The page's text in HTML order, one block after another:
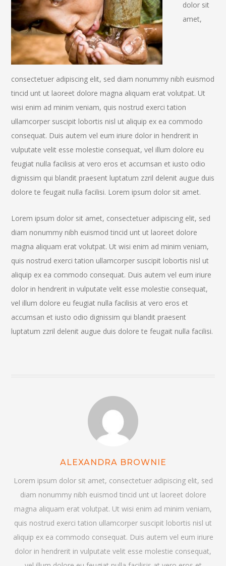
dolor sit
amet,
consectetuer adipiscing elit, sed diam nonummy nibh euismod
tincid unt ut laoreet dolore magna aliquam erat volutpat. Ut
wisi enim ad minim veniam, quis nostrud exerci tation
ullamcorper suscipit lobortis nisl ut aliquip ex ea commodo
consequat. Duis autem vel eum iriure dolor in hendrerit in
vulputate velit esse molestie consequat, vel illum dolore eu
feugiat nulla facilisis at vero eros et accumsan et iusto odio
dignissim qui blandit praesent luptatum zzril delenit augue duis
dolore te feugait nulla facilisi. Lorem ipsum dolor sit amet.
Lorem ipsum dolor sit amet, consectetuer adipiscing elit, sed
diam nonummy nibh euismod tincid unt ut laoreet dolore
magna aliquam erat volutpat. Ut wisi enim ad minim veniam,
quis nostrud exerci tation ullamcorper suscipit lobortis nisl ut
aliquip ex ea commodo consequat. Duis autem vel eum iriure
dolor in hendrerit in vulputate velit esse molestie consequat,
vel illum dolore eu feugiat nulla facilisis at vero eros et
accumsan et iusto odio dignissim qui blandit praesent
luptatum zzril delenit augue duis dolore te feugait nulla facilisi.
ALEXANDRA BROWNIE
Lorem ipsum dolor sit amet, consectetuer adipiscing elit, sed
diam nonummy nibh euismod tincid unt ut laoreet dolore
magna aliquam erat volutpat. Ut wisi enim ad minim veniam,
quis nostrud exerci tation ullamcorper suscipit lobortis nisl ut
aliquip ex ea commodo consequat. Duis autem vel eum iriure
dolor in hendrerit in vulputate velit esse molestie consequat,